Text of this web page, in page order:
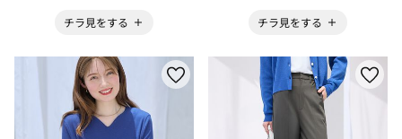
チラ見をする チラ見をする